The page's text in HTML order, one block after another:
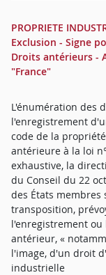
PROPRIETE
Exclusion - Signe
Droits antérieurs -
"France"
L'énumération des
l'enregistrement
code de la
antérieure à la loi
exhaustive, la
du Conseil du 22
des États
transposition,
l'enregistrement
antérieur, «
l'image, d'un droit
industrielle